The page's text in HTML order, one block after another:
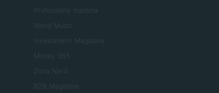
Professione mamma
World Music
Investimenti Magazine
Money 365
Zona Nerd
B2B Magazine